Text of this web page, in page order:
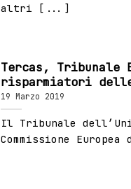
altri [...]
Tercas, Tribunale
risparmiatori delle
19 Marzo 2019
Il Tribunale
Commissione